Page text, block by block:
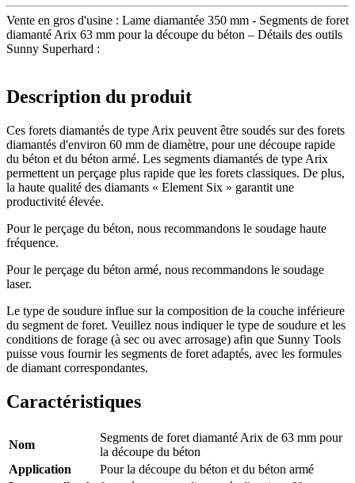
Vente en gros d'usine : Lame diamantée 350 mm - Segments de foret
diamanté Arix 63 mm pour la découpe du béton – Détails des outils
Sunny Superhard :
Description du produit
Ces forets diamantés de type Arix peuvent être soudés sur des forets
diamantés d'environ 60 mm de diamètre, pour une découpe rapide
du béton et du béton armé. Les segments diamantés de type Arix
permettent un perçage plus rapide que les forets classiques. De plus,
la haute qualité des diamants « Element Six » garantit une
productivité élevée.
Pour le perçage du béton, nous recommandons le soudage haute
fréquence.
Pour le perçage du béton armé, nous recommandons le soudage
laser.
Le type de soudure influe sur la composition de la couche inférieure
du segment de foret. Veuillez nous indiquer le type de soudure et les
conditions de forage (à sec ou avec arrosage) afin que Sunny Tools
puisse vous fournir les segments de foret adaptés, avec les formules
de diamant correspondantes.
Caractéristiques
Nom
Segments de foret diamanté Arix de 63 mm pour
la découpe du béton
Application
Pour la découpe du béton et du béton armé